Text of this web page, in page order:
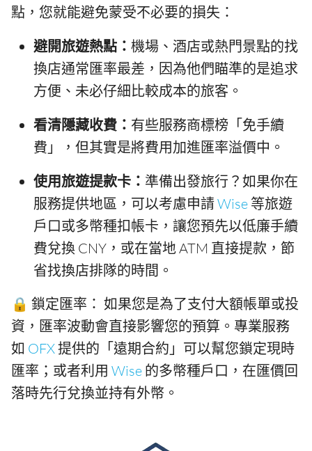
點，您就能避免蒙受不必要的損失：
避開旅遊熱點： 機場、酒店或熱門景點的找
換店通常匯率最差，因為他們瞄準的是追求
方便、未必仔細比較成本的旅客。
看清隱藏收費： 有些服務商標榜「免手續
費」，但其實是將費用加進匯率溢價中。
使用旅遊提款卡： 準備出發旅行？如果你在
服務提供地區，可以考慮申請Wise 等旅遊
戶口或多幣種扣帳卡，讓您預先以低廉手續
費兌換 CNY，或在當地 ATM 直接提款，節
省找換店排隊的時間。
🔒 鎖定匯率： 如果您是為了支付大額帳單或投
資，匯率波動會直接影響您的預算。專業服務
如 OFX提供的「遠期合約」可以幫您鎖定現時
匯率；或者利用 Wise 的多幣種戶口，在匯價回
落時先行兌換並持有外幣。